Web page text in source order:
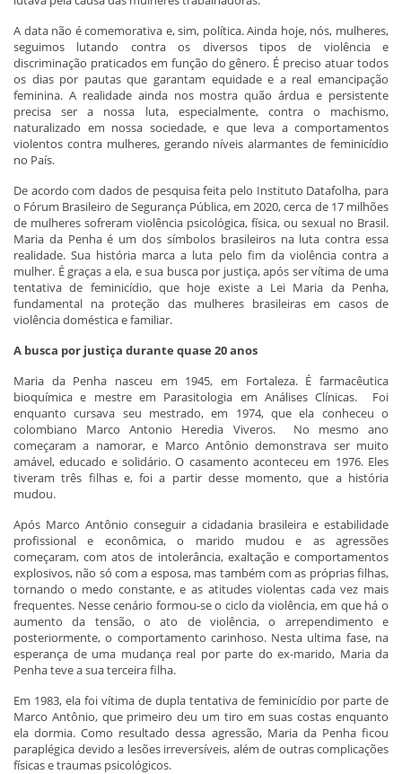
A data não é comemorativa e, sim, política. Ainda hoje, nós, mulheres,
seguimos lutando contra os diversos tipos de violência e
discriminação praticados em função do gênero. É preciso atuar todos
os dias por pautas que garantam equidade e a real emancipação
feminina. A realidade ainda nos mostra quão árdua e persistente
precisa ser a nossa luta, especialmente, contra o machismo,
naturalizado em nossa sociedade, e que leva a comportamentos
violentos contra mulheres, gerando níveis alarmantes de feminicídio
no País.
De acordo com dados de pesquisa feita pelo Instituto Datafolha, para
o Fórum Brasileiro de Segurança Pública, em 2020, cerca de 17 milhões
de mulheres sofreram violência psicológica, física, ou sexual no Brasil.
Maria da Penha é um dos símbolos brasileiros na luta contra essa
realidade. Sua história marca a luta pelo fim da violência contra a
mulher. É graças a ela, e sua busca por justiça, após ser vítima de uma
tentativa de feminicídio, que hoje existe a Lei Maria da Penha,
fundamental na proteção das mulheres brasileiras em casos de
violência doméstica e familiar.
A busca por justiça durante quase 20 anos
Maria da Penha nasceu em 1945, em Fortaleza. É farmacêutica
bioquímica e mestre em Parasitologia em Análises Clínicas. Foi
enquanto cursava seu mestrado, em 1974, que ela conheceu o
colombiano Marco Antonio Heredia Viveros. No mesmo ano
começaram a namorar, e Marco Antônio demonstrava ser muito
amável, educado e solidário. O casamento aconteceu em 1976. Eles
tiveram três filhas e, foi a partir desse momento, que a história
mudou.
Após Marco Antônio conseguir a cidadania brasileira e estabilidade
profissional e econômica, o marido mudou e as agressões
começaram, com atos de intolerância, exaltação e comportamentos
explosivos, não só com a esposa, mas também com as próprias filhas,
tornando o medo constante, e as atitudes violentas cada vez mais
frequentes. Nesse cenário formou-se o ciclo da violência, em que há o
aumento da tensão, o ato de violência, o arrependimento e
posteriormente, o comportamento carinhoso. Nesta ultima fase, na
esperança de uma mudança real por parte do ex-marido, Maria da
Penha teve a sua terceira filha.
Em 1983, ela foi vítima de dupla tentativa de feminicídio por parte de
Marco Antônio, que primeiro deu um tiro em suas costas enquanto
ela dormia. Como resultado dessa agressão, Maria da Penha ficou
paraplégica devido a lesões irreversíveis, além de outras complicações
físicas e traumas psicológicos.